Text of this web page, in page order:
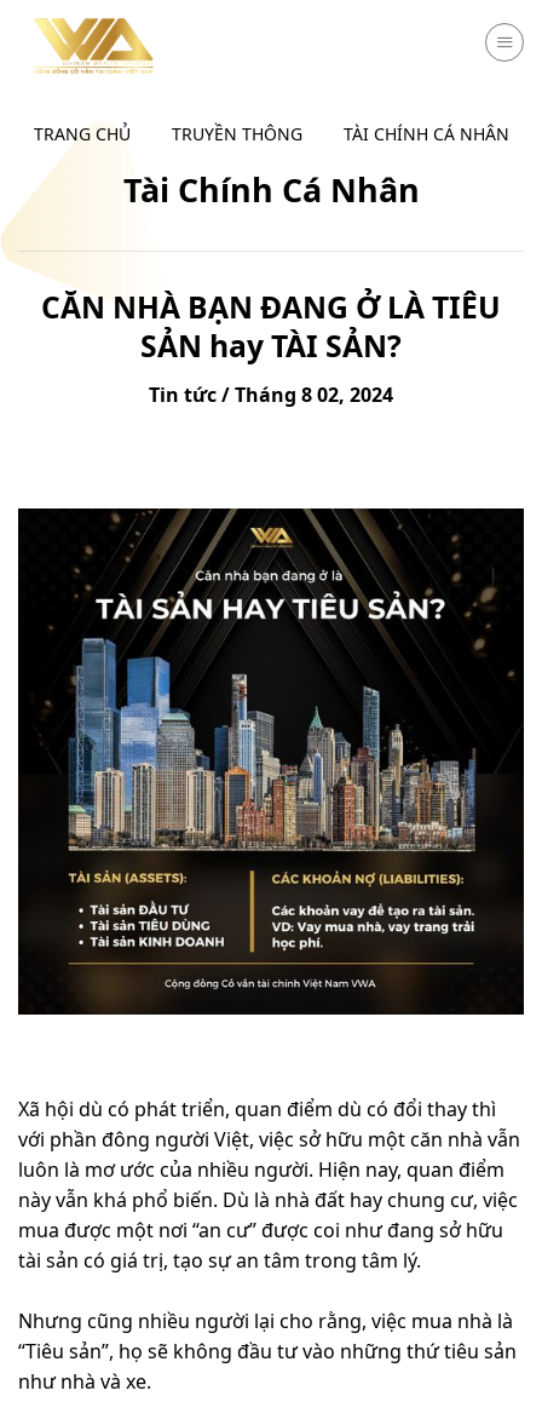
Chuyển
TRANG CHỦ TRUYỀN THÔNG TÀI CHÍNH CÁ NHÂN
Tài Chính Cá Nhân
CĂN NHÀ BẠN ĐANG Ở LÀ TIÊU
SẢN hay TÀI SẢN?
Tin tức / Tháng 8 02, 2024
Xã hội dù có phát triển, quan điểm dù có đổi thay thì
với phần đông người Việt, việc sở hữu một căn nhà vẫn
luôn là mơ ước của nhiều người. Hiện nay, quan điểm
này vẫn khá phổ biến. Dù là nhà đất hay chung cư, việc
mua được một nơi “an cư” được coi như đang sở hữu
tài sản có giá trị, tạo sự an tâm trong tâm lý.
Nhưng cũng nhiều người lại cho rằng, việc mua nhà là
“Tiêu sản”, họ sẽ không đầu tư vào những thứ tiêu sản
như nhà và xe.